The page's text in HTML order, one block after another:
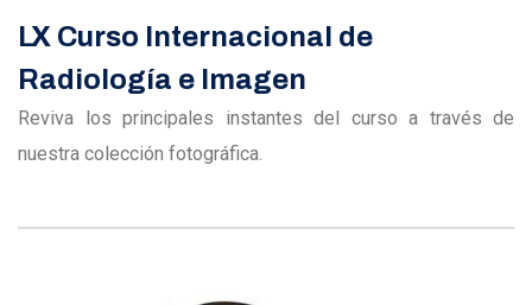
LX Curso Internacional de
Radiología e Imagen
Reviva los principales instantes del curso a través de
nuestra colección fotográfica.